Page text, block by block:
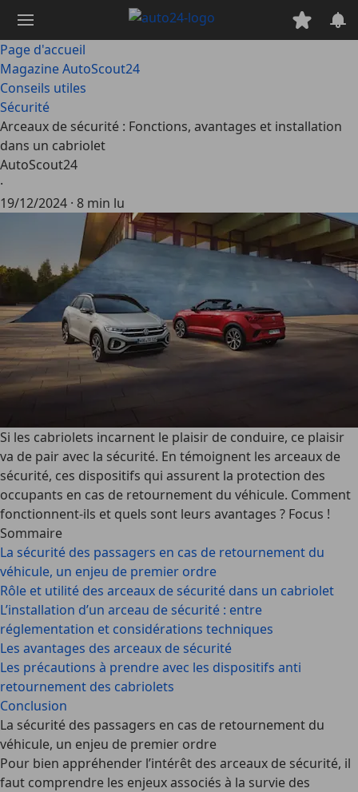
contenu
principal
Page d'accueil
Magazine AutoScout24
Conseils utiles
Sécurité
Arceaux de sécurité : Fonctions, avantages et installation
dans un cabriolet
AutoScout24
·
19/12/2024 · 8 min lu
Si les cabriolets incarnent le plaisir de conduire, ce plaisir
va de pair avec la sécurité. En témoignent les arceaux de
sécurité, ces dispositifs qui assurent la protection des
occupants en cas de retournement du véhicule. Comment
fonctionnent-ils et quels sont leurs avantages ? Focus !
Sommaire
La sécurité des passagers en cas de retournement du
véhicule, un enjeu de premier ordre
Rôle et utilité des arceaux de sécurité dans un cabriolet
L’installation d’un arceau de sécurité : entre
réglementation et considérations techniques
Les avantages des arceaux de sécurité
Les précautions à prendre avec les dispositifs anti
retournement des cabriolets
Conclusion
La sécurité des passagers en cas de retournement du
véhicule, un enjeu de premier ordre
Pour bien appréhender l’intérêt des arceaux de sécurité, il
faut comprendre les enjeux associés à la survie des